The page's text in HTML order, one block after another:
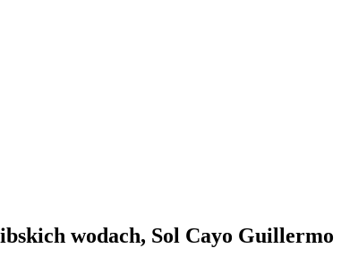
wodach, Sol Cayo Guillermo